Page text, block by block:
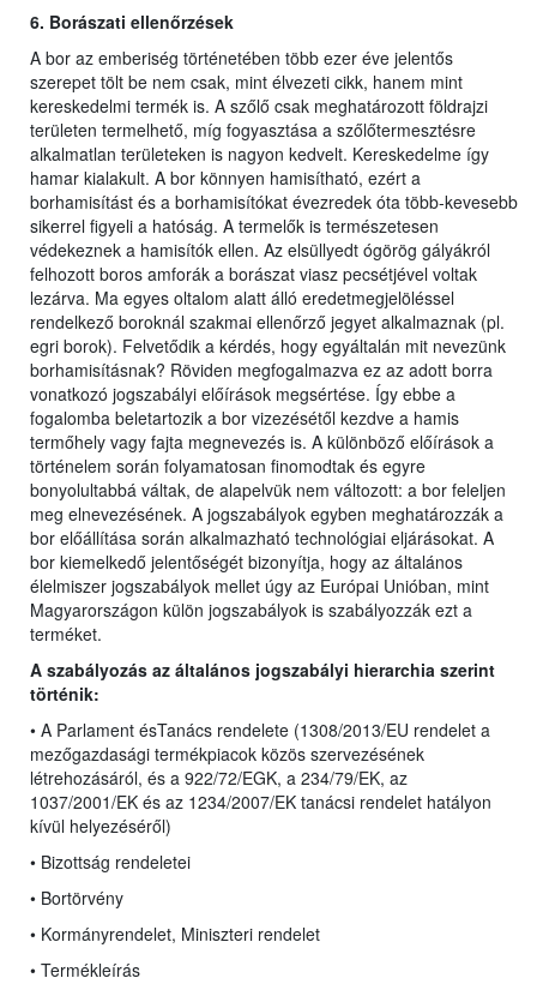
6. Borászati ellenőrzések
A bor az emberiség történetében több ezer éve jelentős
szerepet tölt be nem csak, mint élvezeti cikk, hanem mint
kereskedelmi termék is. A szőlő csak meghatározott földrajzi
területen termelhető, míg fogyasztása a szőlőtermesztésre
alkalmatlan területeken is nagyon kedvelt. Kereskedelme így
hamar kialakult. A bor könnyen hamisítható, ezért a
borhamisítást és a borhamisítókat évezredek óta több-kevesebb
sikerrel figyeli a hatóság. A termelők is természetesen
védekeznek a hamisítók ellen. Az elsüllyedt ógörög gályákról
felhozott boros amforák a borászat viasz pecsétjével voltak
lezárva. Ma egyes oltalom alatt álló eredetmegjelöléssel
rendelkező boroknál szakmai ellenőrző jegyet alkalmaznak (pl.
egri borok). Felvetődik a kérdés, hogy egyáltalán mit nevezünk
borhamisításnak? Röviden megfogalmazva ez az adott borra
vonatkozó jogszabályi előírások megsértése. Így ebbe a
fogalomba beletartozik a bor vizezésétől kezdve a hamis
termőhely vagy fajta megnevezés is. A különböző előírások a
történelem során folyamatosan finomodtak és egyre
bonyolultabbá váltak, de alapelvük nem változott: a bor feleljen
meg elnevezésének. A jogszabályok egyben meghatározzák a
bor előállítása során alkalmazható technológiai eljárásokat. A
bor kiemelkedő jelentőségét bizonyítja, hogy az általános
élelmiszer jogszabályok mellet úgy az Európai Unióban, mint
Magyarországon külön jogszabályok is szabályozzák ezt a
terméket.
A szabályozás az általános jogszabályi hierarchia szerint
történik:
• A Parlament ésTanács rendelete (1308/2013/EU rendelet a
mezőgazdasági termékpiacok közös szervezésének
létrehozásáról, és a 922/72/EGK, a 234/79/EK, az
1037/2001/EK és az 1234/2007/EK tanácsi rendelet hatályon
kívül helyezéséről)
• Bizottság rendeletei
• Bortörvény
• Kormányrendelet, Miniszteri rendelet
• Termékleírás